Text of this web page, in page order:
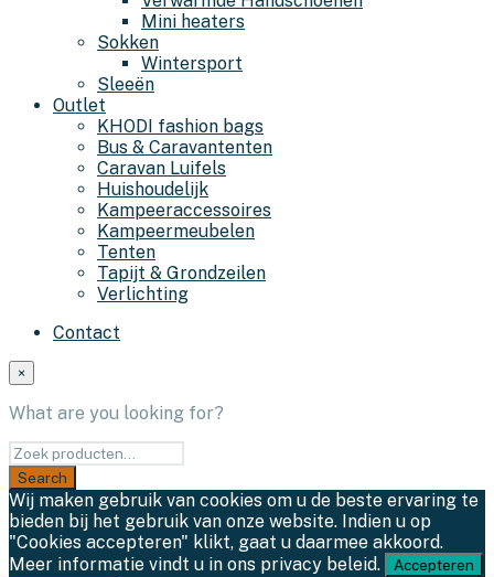
Mini heaters
Sokken
Wintersport
Sleeën
Outlet
KHODI fashion bags
Bus & Caravantenten
Caravan Luifels
Huishoudelijk
Kampeeraccessoires
Kampeermeubelen
Tenten
Tapijt & Grondzeilen
Verlichting
Contact
×
What are you looking for?
Wij maken gebruik van cookies om u de beste ervaring te
bieden bij het gebruik van onze website. Indien u op
"Cookies accepteren" klikt, gaat u daarmee akkoord.
Meer informatie vindt u in ons privacy beleid.
Accepteren